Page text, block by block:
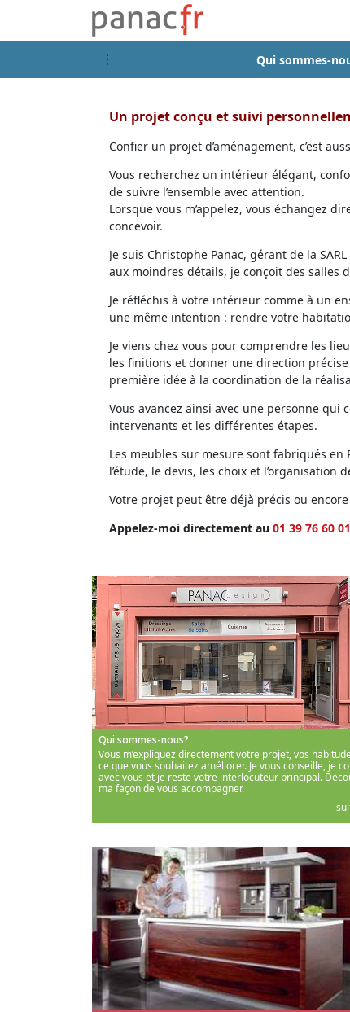
Qui sommes-
Un projet conçu et suivi
Confier un projet d’aménagement, c’est
Vous recherchez un intérieur élégant,
de suivre l’ensemble avec attention.
Lorsque vous m’appelez, vous échangez
concevoir.
Je suis Christophe Panac, gérant de la
aux moindres détails, je conçoit des salles
Je réfléchis à votre intérieur comme à un
une même intention : rendre votre
Je viens chez vous pour comprendre les
les finitions et donner une direction
première idée à la coordination de la
Vous avancez ainsi avec une personne qui
intervenants et les différentes étapes.
Les meubles sur mesure sont fabriqués
l’étude, le devis, les choix et l’organisation
Votre projet peut être déjà précis ou
Appelez-moi directement au 01 39 76 60 01
Qui sommes-nous?
Vous m’expliquez directement votre projet, vos
ce que vous souhaitez améliorer. Je vous conseille, je
avec vous et je reste votre interlocuteur principal.
ma façon de vous accompagner.